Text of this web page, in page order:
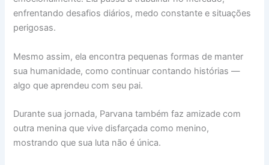
enfrentando desafios diários, medo constante e situações
perigosas.
Mesmo assim, ela encontra pequenas formas de manter
sua humanidade, como continuar contando histórias —
algo que aprendeu com seu pai.
Durante sua jornada, Parvana também faz amizade com
outra menina que vive disfarçada como menino,
mostrando que sua luta não é única.